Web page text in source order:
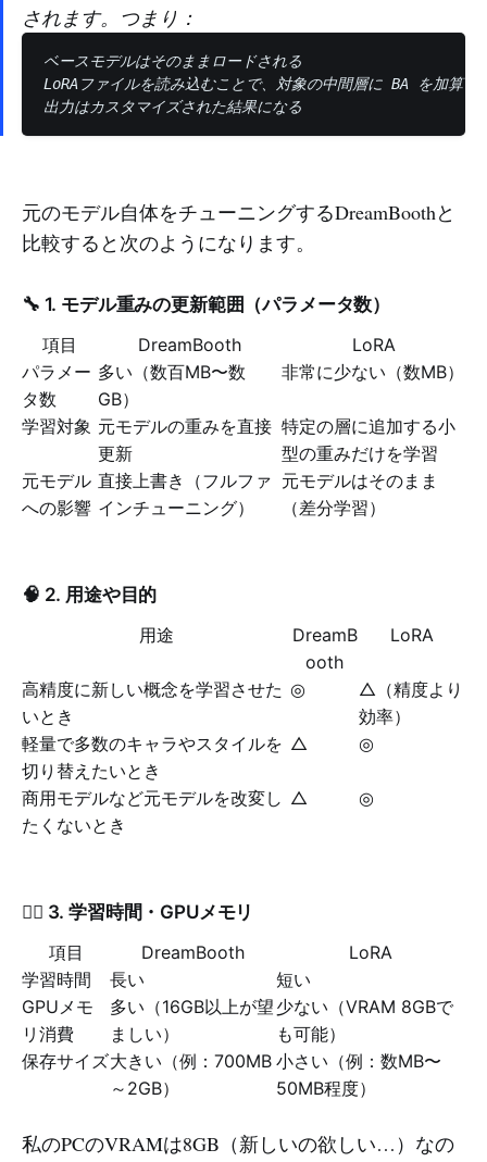
されます。つまり：
ベースモデルはそのままロードされる
LoRAファイルを読み込むことで、対象の中間層に BA を加算
元のモデル自体をチューニングするDreamBoothと
比較すると次のようになります。
🔧 1. モデル重みの更新範囲（パラメータ数）
項目
DreamBooth
LoRA
パラメー
タ数
多い（数百MB〜数
GB）
非常に少ない（数MB）
学習対象 元モデルの重みを直接
更新
特定の層に追加する小
型の重みだけを学習
元モデル
への影響
直接上書き（フルファ
インチューニング）
元モデルはそのまま
（差分学習）
🧠 2. 用途や目的
用途
DreamB
ooth
LoRA
高精度に新しい概念を学習させた
いとき
◎
△（精度より
効率）
軽量で多数のキャラやスタイルを
切り替えたいとき
△ ◎
商用モデルなど元モデルを改変し
たくないとき
△ ◎
🏃‍♂️ 3. 学習時間・GPUメモリ
項目
DreamBooth
LoRA
学習時間
長い
短い
GPUメモ
リ消費
多い（16GB以上が望
ましい）
少ない（VRAM 8GBで
も可能）
保存サイズ大きい（例：700MB
～2GB）
小さい（例：数MB〜
50MB程度）
私のPCのVRAMは8GB（新しいの欲しい…）なの